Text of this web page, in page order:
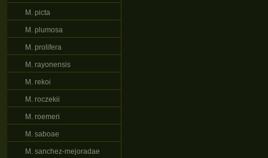
M. picta
M. plumosa
M. prolifera
M. rayonensis
M. rekoi
M. roczekii
M. roemeri
M. saboae
M. sanchez-mejoradae